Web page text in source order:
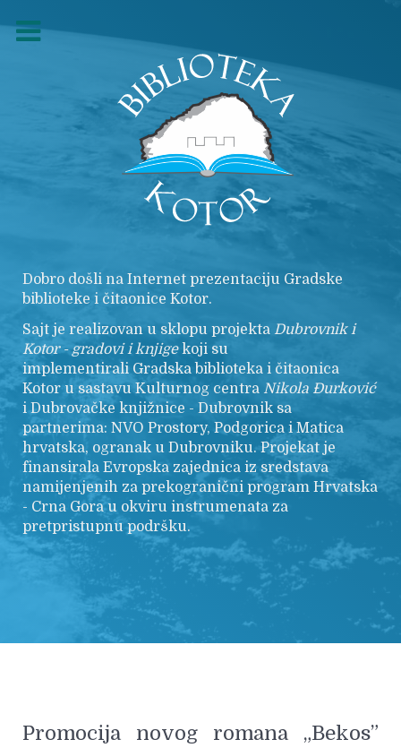
Dobro došli na Internet prezentaciju Gradske
biblioteke i čitaonice Kotor.
Sajt je realizovan u sklopu projekta Dubrovnik i
Kotor - gradovi i knjigekoji su
implementirali Gradska biblioteka i čitaonica
Kotor u sastavu Kulturnog centra Nikola Đurković
i Dubrovačke knjižnice - Dubrovnik sa
partnerima: NVO Prostory, Podgorica i Matica
hrvatska, ogranak u Dubrovniku. Projekat je
finansirala Evropska zajednica iz sredstava
namijenjenih za prekogranični program Hrvatska
- Crna Gora u okviru instrumenata za
pretpristupnu podršku.
Promocija novog romana „Bekos”